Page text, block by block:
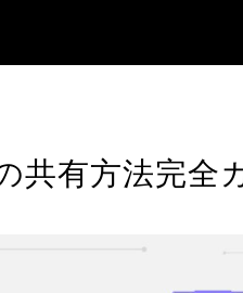
共有方法完全